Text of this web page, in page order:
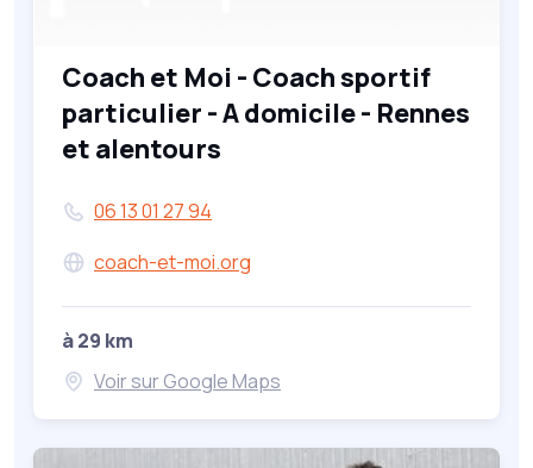
Coach et Moi - Coach sportif
particulier - A domicile - Rennes
et alentours
06 13 01 27 94
coach-et-moi.org
à 29 km
Voir sur Google Maps